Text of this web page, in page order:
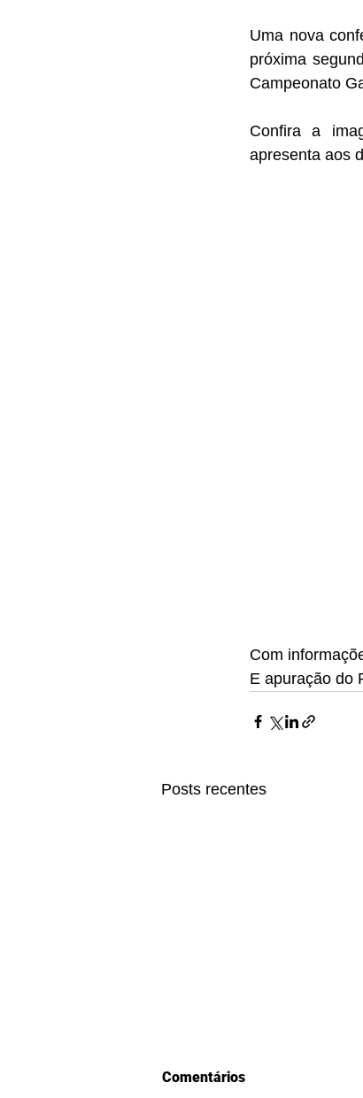
Uma nova
próxima
Campeonato
Confira a
apresenta aos
Com
E apuração do
Posts recentes
Comentários